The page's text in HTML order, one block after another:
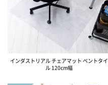
インダストリアル チェアマット ベントタイ
ル 120cm幅